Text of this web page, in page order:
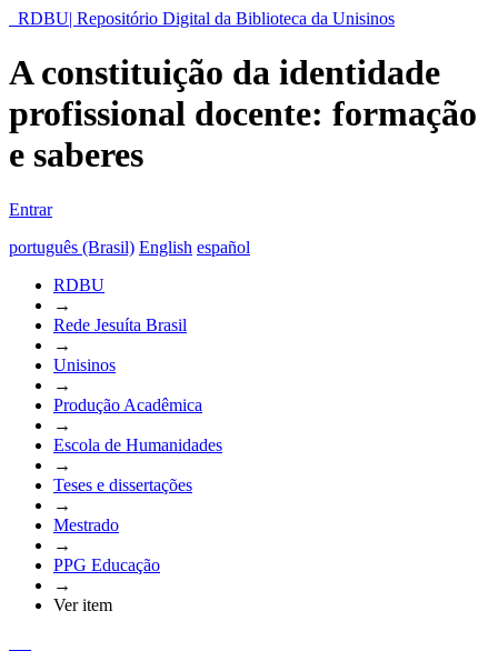
RDBU| Repositório Digital da Biblioteca da Unisinos
A constituição da identidade
profissional docente: formação
e saberes
Entrar
português (Brasil) English español
RDBU
→
Rede Jesuíta Brasil
→
Unisinos
→
Produção Acadêmica
→
Escola de Humanidades
→
Teses e dissertações
→
Mestrado
→
PPG Educação
→
Ver item